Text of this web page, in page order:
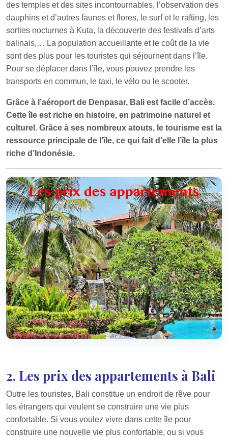
des temples et des sites incontournables, l’observation des
dauphins et d’autres faunes et flores, le surf et le rafting, les
sorties nocturnes à Kuta, la découverte des festivals d’arts
balinais,… La population accueillante et le coût de la vie
sont des plus pour les touristes qui séjournent dans l’île.
Pour se déplacer dans l’île, vous pouvez prendre les
transports en commun, le taxi, le vélo ou le scooter.
Grâce à l’aéroport de Denpasar, Bali est facile d’accès.
Cette île est riche en histoire, en patrimoine naturel et
culturel. Grâce à ses nombreux atouts, le tourisme est la
ressource principale de l’île, ce qui fait d’elle l’île la plus
riche d’Indonésie.
2. Les prix des appartements à Bali
Outre les touristes, Bali constitue un endroit de rêve pour
les étrangers qui veulent se construire une vie plus
confortable. Si vous voulez vivre dans cette île pour
construire une nouvelle vie plus confortable, ou si vous